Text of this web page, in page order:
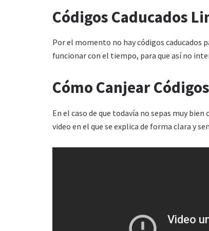
Códigos Caducados
Por el momento no hay códigos caducados
funcionar con el tiempo, para que así no
Cómo Canjear
En el caso de que todavía no sepas muy
video en el que se explica de forma clara y